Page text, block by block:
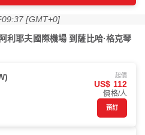
[GMT+0]
利耶夫國際機場 到薩比哈·格克琴
起價
US$ 112
價格/人
預訂